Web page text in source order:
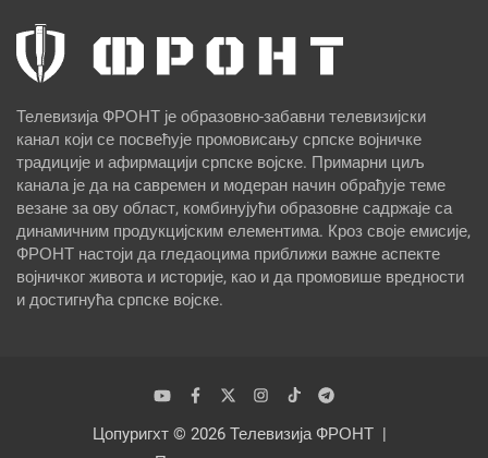
Телевизија ФРОНТ је образовно-забавни телевизијски
канал који се посвећује промовисању српске војничке
традиције и афирмацији српске војске. Примарни циљ
канала је да на савремен и модеран начин обрађује теме
везане за ову област, комбинујући образовне садржаје са
динамичним продукцијским елементима. Кроз своје емисије,
ФРОНТ настоји да гледаоцима приближи важне аспекте
војничког живота и историје, као и да промовише вредности
и достигнућа српске војске.
Цопyригхт © 2026 Телевизија ФРОНТ